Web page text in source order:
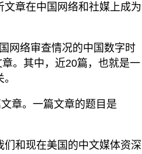
章在中国网络和社媒上成为
网络审查情况的中国数字时
。其中，近20篇，也就是一
章。一篇文章的题目是
和现在美国的中文媒体资深